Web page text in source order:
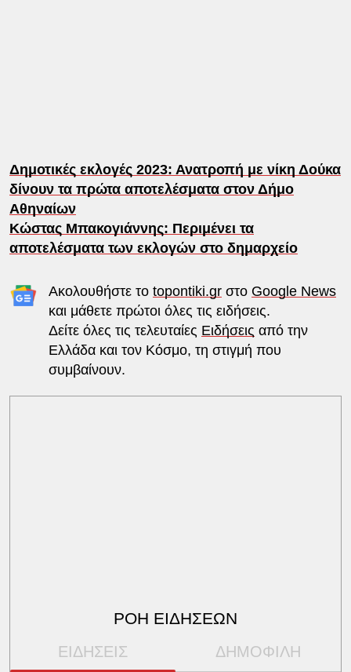
Δημοτικές εκλογές 2023: Ανατροπή με νίκη Δούκα
δίνουν τα πρώτα αποτελέσματα στον Δήμο
Αθηναίων
Κώστας Μπακογιάννης: Περιμένει τα
αποτελέσματα των εκλογών στο δημαρχείο
Ακολουθήστε το topontiki.grστο Google News
και μάθετε πρώτοι όλες τις ειδήσεις.
Δείτε όλες τις τελευταίες Ειδήσεις από την
Ελλάδα και τον Κόσμο, τη στιγμή που
συμβαίνουν.
ΡΟΗ ΕΙΔΗΣΕΩΝ
ΕΙΔΗΣΕΙΣ ΔΗΜΟΦΙΛΗ